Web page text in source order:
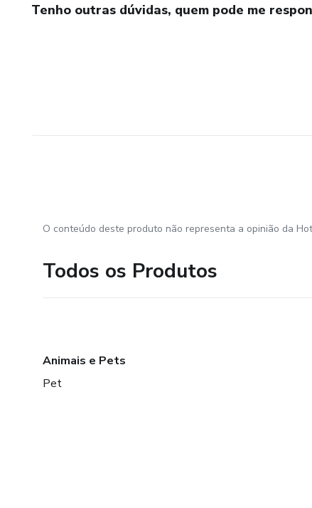
Tenho outras dúvidas, quem pode me
O conteúdo deste produto não representa a opinião da
Todos os Produtos
Animais e Pets
Pet